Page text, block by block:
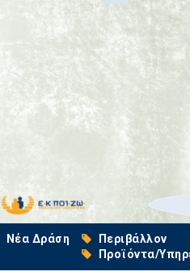
Νέα Δράση
Περιβάλλον
Προϊόντα/